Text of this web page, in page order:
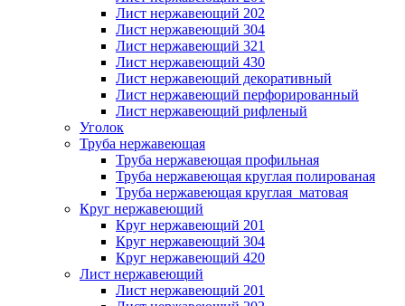
Лист нержавеющий 202
Лист нержавеющий 304
Лист нержавеющий 321
Лист нержавеющий 430
Лист нержавеющий декоративный
Лист нержавеющий перфорированный
Лист нержавеющий рифленый
Уголок
Труба нержавеющая
Труба нержавеющая профильная
Труба нержавеющая круглая полированая
Труба нержавеющая круглая матовая
Круг нержавеющий
Круг нержавеющий 201
Круг нержавеющий 304
Круг нержавеющий 420
Лист нержавеющий
Лист нержавеющий 201